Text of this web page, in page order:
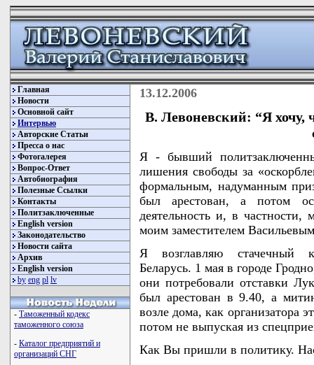
Главная
Новости
Основной сайт
Интервью
Авторские Статьи
Пресса о нас
Фотогалерея
Вопрос-Ответ
Автобиография
Полезные Ссылки
Контакты
Политзаключенные
English version
Законодательство
Новости сайта
Архив
English version
by eng pl lv
- Таможенный кодекс
таможенного союза
- Каталог предприятий и
организаций СНГ
13.12.2006
В. Левоневский: “Я
Я - бывший
лишения свободы за
формальным, надуманным
был арестован, а потом
деятельность и, в
моим заместителем
Я возглавляю стачечный
Беларусь. 1 мая в городе
они потребовали отставки
был арестован в 9.40, а
возле дома, как организатора
потом не выпуская из
Как Вы пришли в политику.